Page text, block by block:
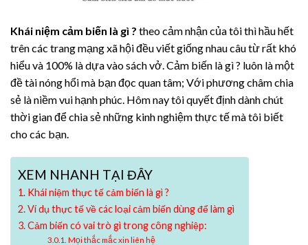
Khái niệm cảm biến là gì ? theo cảm nhận của tôi thì hầu hết
trên các trang mạng xã hội đều viết giống nhau câu từ rất khó
hiểu và 100% là dựa vào sách vở. Cảm biến là gì ? luôn là một
đề tài nóng hổi mà bạn đọc quan tâm; Với phương châm chia
sẻ là niềm vui hạnh phúc. Hôm nay tôi quyết định dành chút
thời gian để chia sẻ những kinh nghiệm thực tế mà tôi biết
cho các bạn.
XEM NHANH TẠI ĐÂY
Khái niệm thực tế cảm biến là gì ?
Ví dụ thực tế về các loại cảm biến dùng để làm gì
Cảm biến có vai trò gì trong công nghiệp:
Mọi thắc mắc xin liên hệ